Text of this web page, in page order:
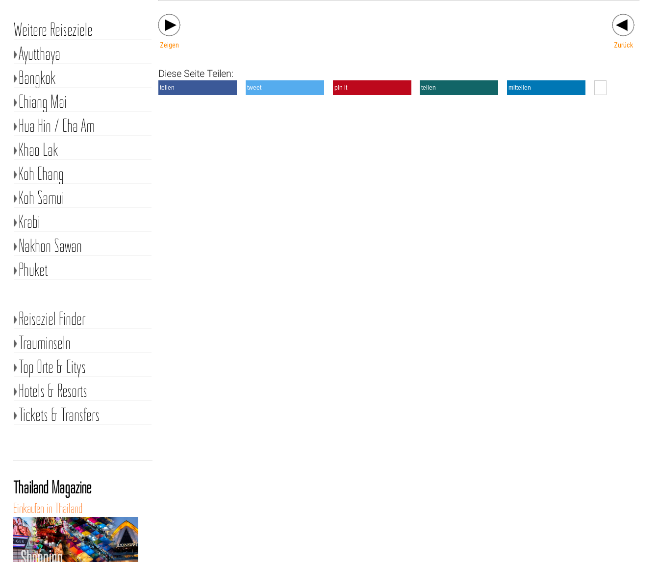
Zeigen Zurück
Diese Seite Teilen:
teilen tweet pin it teilen mitteilen
Weitere Reiseziele
Ayutthaya
Bangkok
Chiang Mai
Hua Hin / Cha Am
Khao Lak
Koh Chang
Koh Samui
Krabi
Nakhon Sawan
Phuket
Reiseziel Finder
Trauminseln
Top Orte & Citys
Hotels & Resorts
Tickets & Transfers
Thailand Magazine
Einkaufen in Thailand